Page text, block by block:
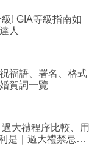
! GIA等級指南如
人
福語、署名、格式
賀詞一覽
大禮程序比較、用
是｜過大禮禁忌及